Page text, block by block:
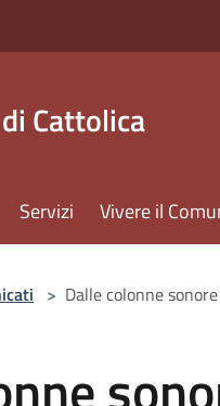
Cattolica
Servizi Vivere il
> Dalle colonne